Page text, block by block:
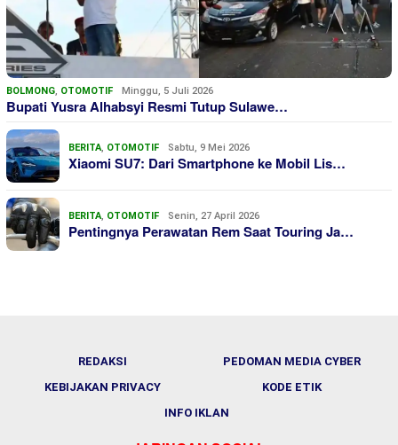
BOLMONG, OTOMOTIF Minggu, 5 Juli 2026
Bupati Yusra Alhabsyi Resmi Tutup Sulawe…
BERITA, OTOMOTIF Sabtu, 9 Mei 2026
Xiaomi SU7: Dari Smartphone ke Mobil Lis…
BERITA, OTOMOTIF Senin, 27 April 2026
Pentingnya Perawatan Rem Saat Touring Ja…
REDAKSI
PEDOMAN MEDIA CYBER
KEBIJAKAN PRIVACY
KODE ETIK
INFO IKLAN